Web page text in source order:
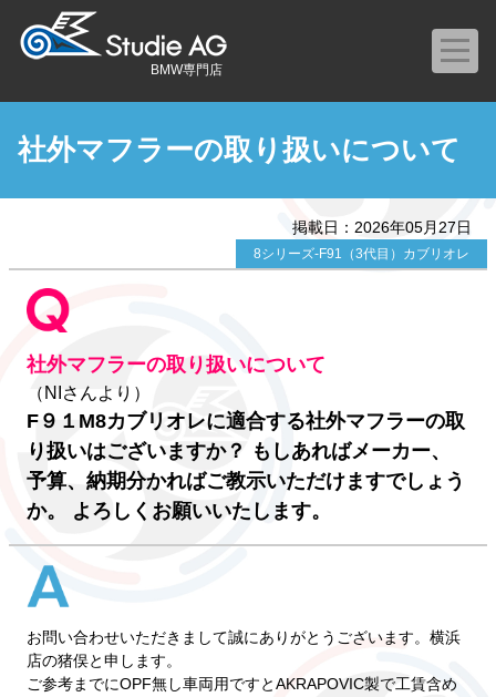
BMW専門店
社外マフラーの取り扱いについて
掲載日：2026年05月27日
8シリーズ-F91（3代目）カブリオレ
社外マフラーの取り扱いについて
（NIさんより）
F９１M8カブリオレに適合する社外マフラーの取
り扱いはございますか？ もしあればメーカー、
予算、納期分かればご教示いただけますでしょう
か。 よろしくお願いいたします。
お問い合わせいただきまして誠にありがとうございます。横浜
店の猪俣と申します。
ご参考までにOPF無し車両用ですとAKRAPOVIC製で工賃含め